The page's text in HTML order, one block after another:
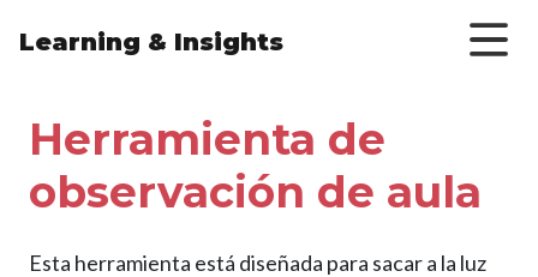
Learning & Insights
Herramienta de
observación de aula
Esta herramienta está diseñada para sacar a la luz